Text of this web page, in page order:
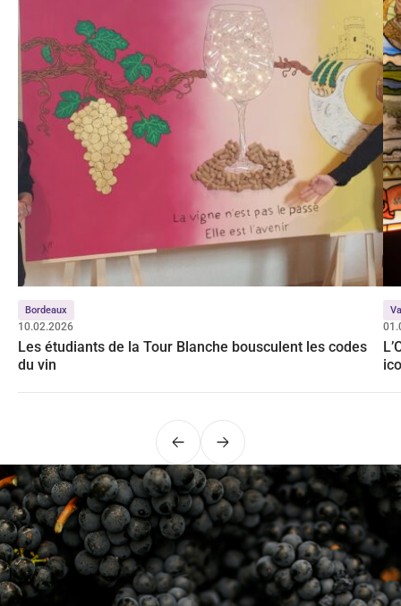
Bordeaux
10.02.2026
Les étudiants de la Tour Blanche bousculent les codes
du vin
PrécédentSuivant